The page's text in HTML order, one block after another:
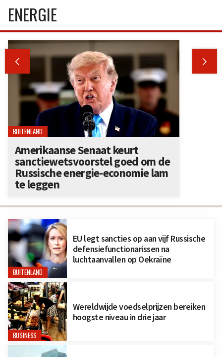
BUITENLAND
EU legt sancties op aan vijf Russische
defensiefunctionarissen na
luchtaanvallen op Oekraïne
BUSINESS
Wereldwijde voedselprijzen bereiken
hoogste niveau in drie jaar
ENERGIE
 
BUITENLAND
Amerikaanse Senaat keurt
sanctiewetsvoorstel goed om de
Russische energie-economie lam
te leggen